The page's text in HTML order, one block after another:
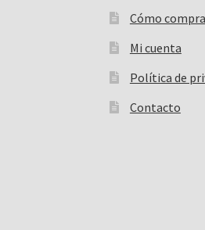
Cómo
Mi cuenta
Política de
Contacto